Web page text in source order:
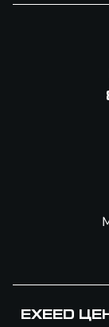
Помощь на
EXEED